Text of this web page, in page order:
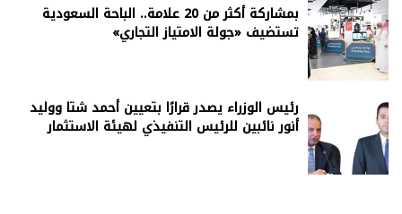
بمشاركة أكثر من 20 علامة.. الباحة السعودية
تستضيف «جولة الامتياز التجاري»
رئيس الوزراء يصدر قرارًا بتعيين أحمد شتا ووليد
أنور نائبين للرئيس التنفيذي لهيئة الاستثمار